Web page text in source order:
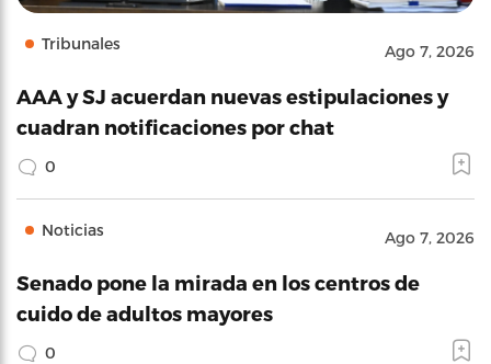
Tribunales Ago 7, 2026
AAA y SJ acuerdan nuevas estipulaciones y
cuadran notificaciones por chat
0
Noticias Ago 7, 2026
Senado pone la mirada en los centros de
cuido de adultos mayores
0